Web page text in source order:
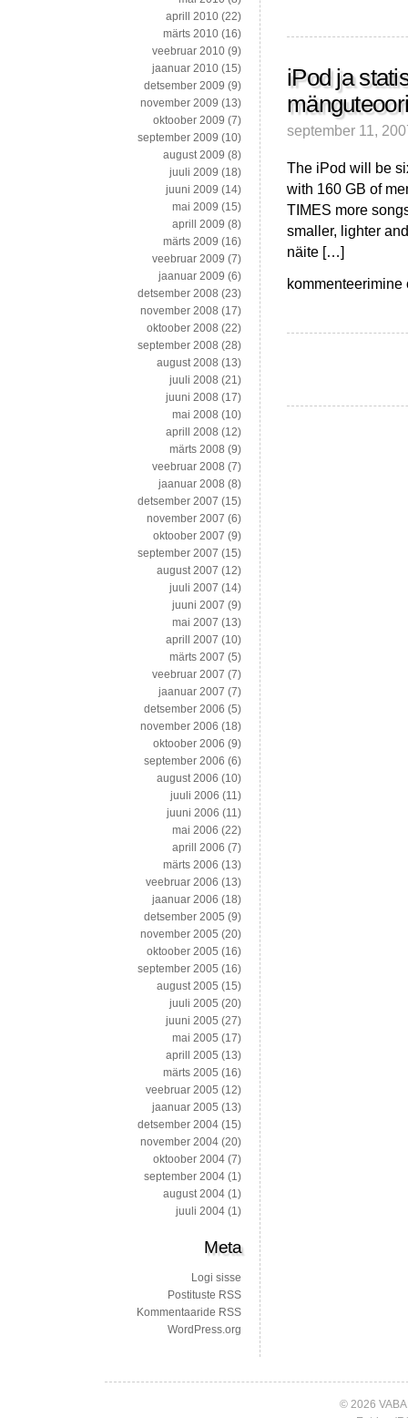
tehtud
majanduskasvu
prognoosist
iPod ja
september 11,
The iPod will be
with 160 GB of
TIMES more
smaller, lighter
näite […]
iPod
statistika
aprill 2010 (22)
märts 2010 (16)
veebruar 2010 (9)
jaanuar 2010 (15)
detsember 2009 (9)
november 2009 (13)
oktoober 2009 (7)
september 2009 (10)
august 2009 (8)
juuli 2009 (18)
juuni 2009 (14)
mai 2009 (15)
aprill 2009 (8)
märts 2009 (16)
veebruar 2009 (7)
jaanuar 2009 (6)
detsember 2008 (23)
november 2008 (17)
oktoober 2008 (22)
september 2008 (28)
august 2008 (13)
juuli 2008 (21)
juuni 2008 (17)
mai 2008 (10)
aprill 2008 (12)
märts 2008 (9)
veebruar 2008 (7)
jaanuar 2008 (8)
detsember 2007 (15)
november 2007 (6)
oktoober 2007 (9)
september 2007 (15)
august 2007 (12)
juuli 2007 (14)
juuni 2007 (9)
mai 2007 (13)
aprill 2007 (10)
märts 2007 (5)
veebruar 2007 (7)
jaanuar 2007 (7)
detsember 2006 (5)
november 2006 (18)
oktoober 2006 (9)
september 2006 (6)
august 2006 (10)
juuli 2006 (11)
juuni 2006 (11)
mai 2006 (22)
aprill 2006 (7)
märts 2006 (13)
veebruar 2006 (13)
jaanuar 2006 (18)
detsember 2005 (9)
november 2005 (20)
oktoober 2005 (16)
september 2005 (16)
august 2005 (15)
juuli 2005 (20)
juuni 2005 (27)
mai 2005 (17)
aprill 2005 (13)
märts 2005 (16)
veebruar 2005 (12)
jaanuar 2005 (13)
detsember 2004 (15)
november 2004 (20)
oktoober 2004 (7)
september 2004 (1)
august 2004 (1)
juuli 2004 (1)
Meta
Logi sisse
Postituste RSS
Kommentaaride RSS
WordPress.org
© 2026